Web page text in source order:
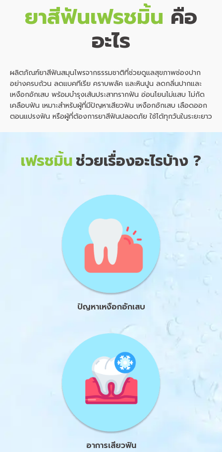
ยาสีฟันเฟรชมิ้น คือ
อะไร
ผลิตภัณฑ์ยาสีฟันสมุนไพรจากธรรมชาติที่ช่วยดูแลสุขภาพช่องปาก
อย่างครบถ้วน ลดแบคทีเรีย คราบพลัค และหินปูน ลดกลิ่นปากและ
เหงือกอักเสบ พร้อมบำรุงเส้นประสาทรากฟัน อ่อนโยนไม่แสบ ไม่กัด
เคลือบฟัน เหมาะสำหรับผู้ที่มีปัญหาเสียวฟัน เหงือกอักเสบ เลือดออก
ตอนแปรงฟัน หรือผู้ที่ต้องการยาสีฟันปลอดภัย ใช้ได้ทุกวันในระยะยาว
เฟรชมิ้นช่วยเรื่องอะไรบ้าง ?
ปัญหาเหงือกอักเสบ
อาการเสียวฟัน